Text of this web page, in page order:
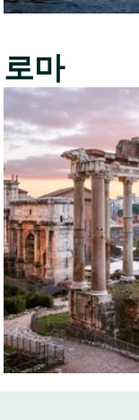
로마